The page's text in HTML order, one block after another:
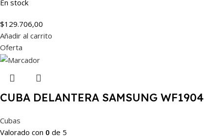
En stock
$129.706,00
Añadir al carrito
Oferta
CUBA DELANTERA SAMSUNG WF1904
Cubas
Valorado con 0 de 5